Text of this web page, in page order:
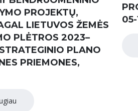
PROJEKTŲ,
LIETUVOS ŽEMĖS
PLĖTROS 2023–
PLANO
PRIEMONES,